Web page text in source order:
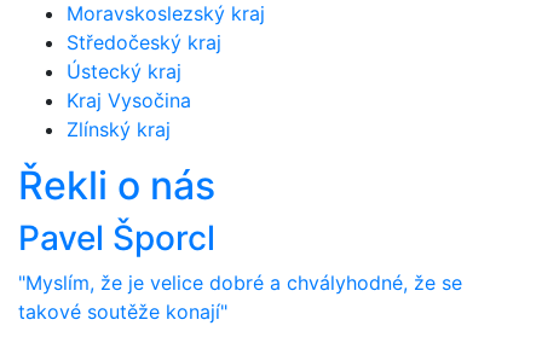
Moravskoslezský kraj
Středočeský kraj
Ústecký kraj
Kraj Vysočina
Zlínský kraj
Řekli o nás
Pavel Šporcl
"Myslím, že je velice dobré a chvályhodné, že se
takové soutěže konají"